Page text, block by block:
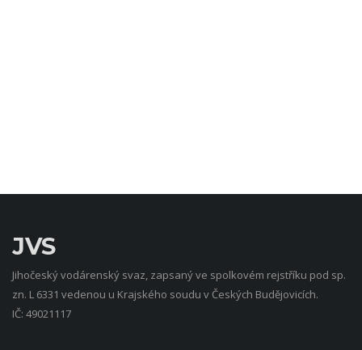
JVS
Jihočeský vodárenský svaz, zapsaný ve spolkovém rejstříku pod sp.
zn. L 6331 vedenou u Krajského soudu v Českých Budějovicích.
IČ: 49021117